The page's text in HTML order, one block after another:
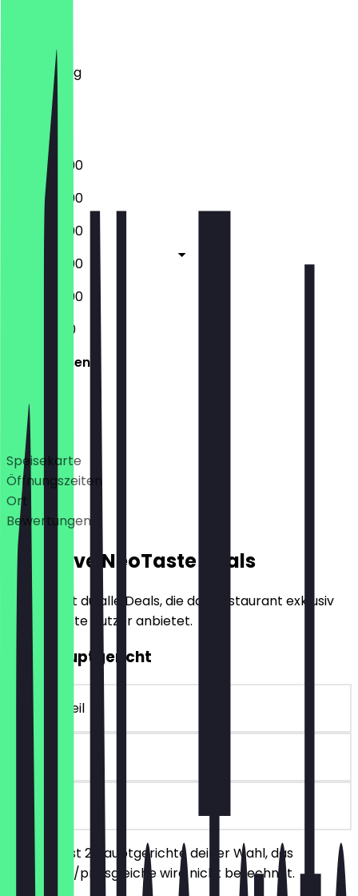
Mittwoch
Donnerstag
Samstag
Sonntag
09:30 - 17:00
09:30 - 17:00
09:30 - 17:00
09:30 - 17:00
09:30 - 17:00
11:30 - 17:00
Geschlossen
Deals
Speisekarte
Öffnungszeiten
Ort
Bewertungen
Exklusive NeoTaste Deals
Hier findest du alle Deals, die das Restaurant exklusiv
für NeoTaste Nutzer anbietet.
2für1 Hauptgericht
~13 € Vorteil
90 Tage
Du bestellst 2 Hauptgerichte deiner Wahl, das
günstigere/preisgleiche wird nicht berechnet.